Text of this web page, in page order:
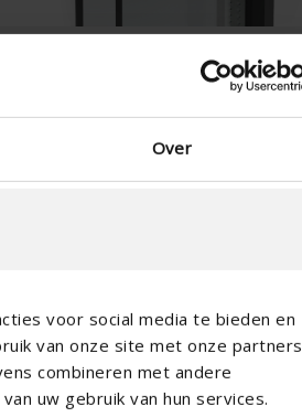
Over
voor social media te bieden en
van onze site met onze partners
combineren met andere
uw gebruik van hun services.